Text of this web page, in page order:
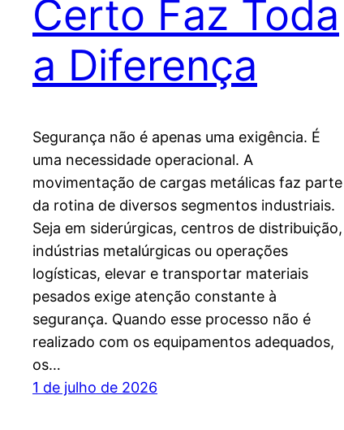
Certo Faz Toda
a Diferença
Segurança não é apenas uma exigência. É
uma necessidade operacional. A
movimentação de cargas metálicas faz parte
da rotina de diversos segmentos industriais.
Seja em siderúrgicas, centros de distribuição,
indústrias metalúrgicas ou operações
logísticas, elevar e transportar materiais
pesados exige atenção constante à
segurança. Quando esse processo não é
realizado com os equipamentos adequados,
os…
1 de julho de 2026